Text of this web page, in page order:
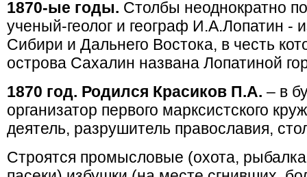
1870-ые годы. Столбы неоднократно
ученый-геолог и географ И.А.Лопатин -
Сибири и Дальнего Востока, в честь
острова Сахалин названа Лопатиной
1870 год. Родился Красиков П.А. – в
организатор первого марксистского
деятель, разрушитель православия,
Строятся промысловые (охота,